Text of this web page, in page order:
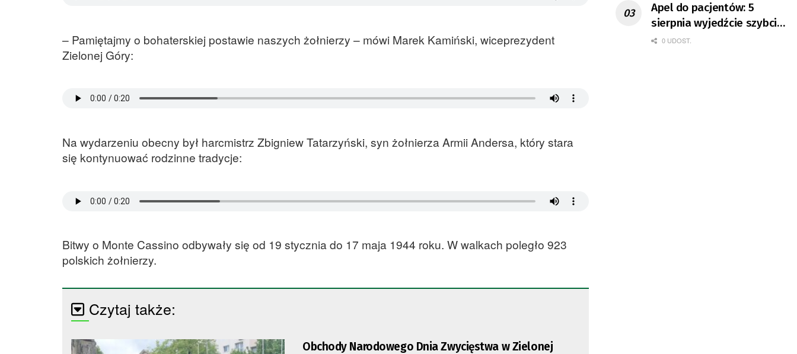
– Pamiętajmy o bohaterskiej postawie naszych żołnierzy – mówi Marek Kamiński, wiceprezydent
Zielonej Góry:
Na wydarzeniu obecny był harcmistrz Zbigniew Tatarzyński, syn żołnierza Armii Andersa, który stara
się kontynuować rodzinne tradycje:
Bitwy o Monte Cassino odbywały się od 19 stycznia do 17 maja 1944 roku. W walkach poległo 923
polskich żołnierzy.
Czytaj także:
Obchody Narodowego Dnia Zwycięstwa w Zielonej
Apel do pacjentów: 5
sierpnia wyjedźcie szybciej
z domów
0 UDOST.